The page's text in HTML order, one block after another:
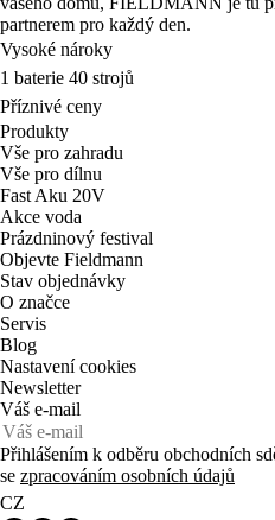
partnerem pro každý den.
Vysoké nároky
1 baterie 40 strojů
Příznivé ceny
Produkty
Vše pro zahradu
Vše pro dílnu
Fast Aku 20V
Akce voda
Prázdninový festival
Objevte Fieldmann
Stav objednávky
O značce
Servis
Blog
Nastavení cookies
Newsletter
Váš e-mail
Přihlášením k odběru obchodních
se zpracováním osobních údajů
CZ